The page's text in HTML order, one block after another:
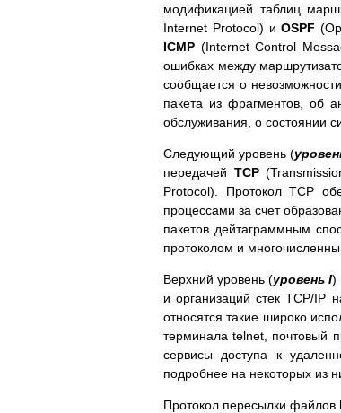
модификацией таблиц
Internet Protocol) иOSPF
ICMP (Internet Control
ошибках между
сообщается о
пакета из фрагментов, об
обслуживания, о состоянии
Следующий уровень (
передачей TCP
Protocol). Протокол TCP
процессами за счет
пакетов дейтаграммным
протоколом и
Верхний уровень (уровень I)
и организаций стек TCP/IP
относятся такие широко
терминала telnet, почтовый
сервисы доступа к
подробнее на некоторых из
Протокол пересылки файлов